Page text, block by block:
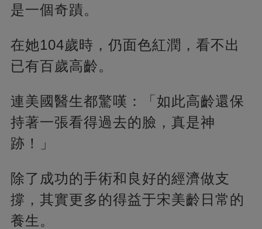
是一個奇蹟。
在她104歲時，仍面色紅潤，看不出
已有百歲高齡。
連美國醫生都驚嘆：「如此高齡還保
持著一張看得過去的臉，真是神
跡！」
除了成功的手術和良好的經濟做支
撐，其實更多的得益于宋美齡日常的
養生。